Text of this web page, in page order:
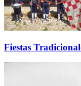
Fiestas